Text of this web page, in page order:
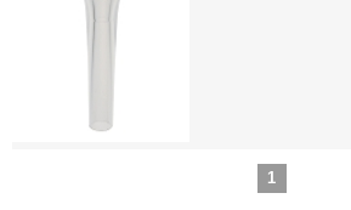
1
特定商取引法